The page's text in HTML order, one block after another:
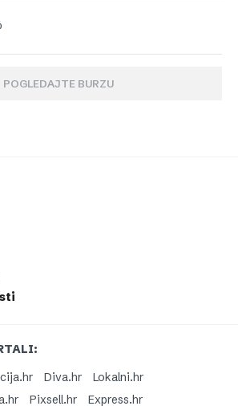
POGLEDAJTE BURZU
Diva.hr
Lokalni.hr
Pixsell.hr Express.hr